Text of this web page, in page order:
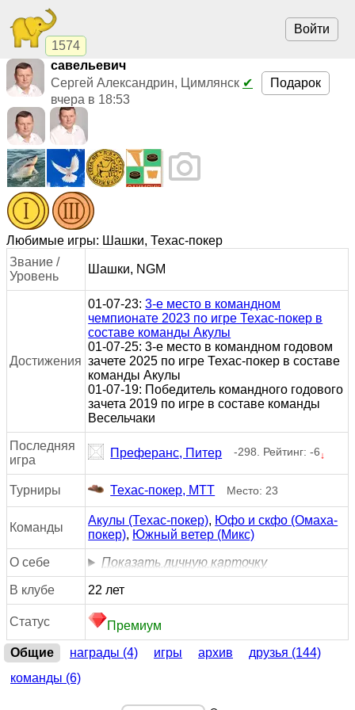
1574
Войти
савельевич
Сергей Александрин, Цимлянск ✔
вчера в 18:53
Подарок
Любимые игры: Шашки, Техас-покер
Звание /
Уровень
Шашки, NGM
Достижения
01-07-23:3-е место в командном
чемпионате 2023 по игре Техас-покер в
составе команды Акулы
01-07-25: 3-е место в командном годовом
зачете 2025 по игре Техас-покер в составе
команды Акулы
01-07-19: Победитель командного годового
зачета 2019 по игре в составе команды
Весельчаки
Последняя
игра
Преферанс, Питер -298. Рейтинг: -6↓
Турниры Техас-покер, МТТ Место: 23
Команды
Акулы (Техас-покер), Юфо и скфо (Омаха-
покер), Южный ветер (Микс)
О себе Показать личную карточку
В клубе 22 лет
Статус
Премиум
Общие
награды (4) игры архив
друзья (144)
команды (6)